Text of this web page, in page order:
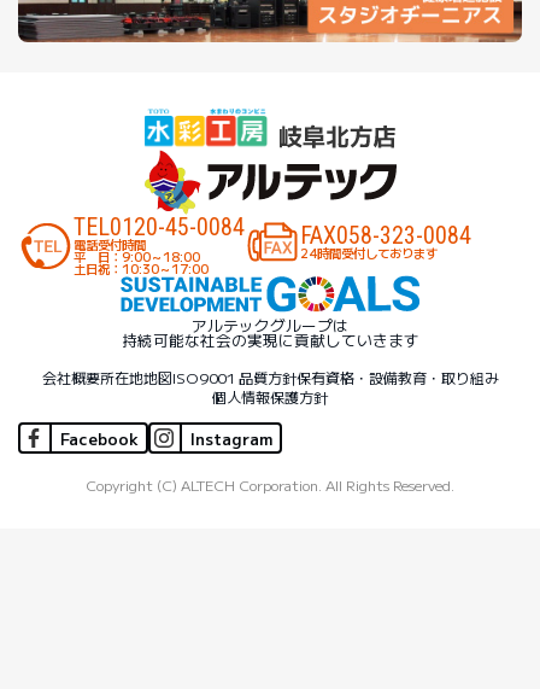
TEL0120-45-0084
電話受付時間
平 日：9:00～18:00
土日祝：10:30～17:00
FAX058-323-0084
24時間受付しております
アルテックグループは
持続可能な社会の実現に貢献していきます
会社概要所在地地図ISO9001 品質方針保有資格・設備教育・取り組み
個人情報保護方針
Facebook Instagram
Copyright (C) ALTECH Corporation. All Rights Reserved.